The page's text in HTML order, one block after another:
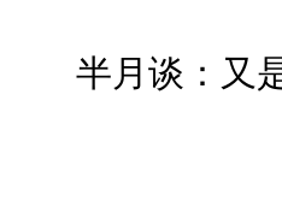
半月谈：又